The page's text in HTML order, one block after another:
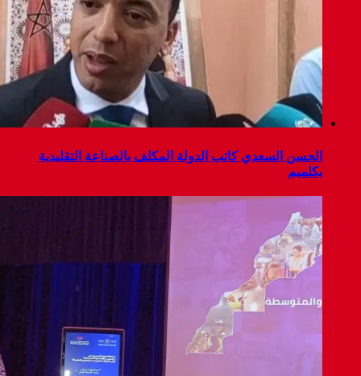
الحسن السعدي كاتب الدولة المكلف بالصناعة التقليدية
بكلميم